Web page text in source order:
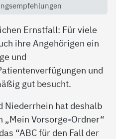
Ernstfall: Für viele
ihre Angehörigen ein
und
und
gut besucht.
Niederrhein hat deshalb
„Mein Vorsorge-Ordner“
“ABC für den Fall der